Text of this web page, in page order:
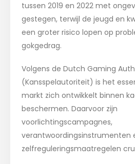
tussen 2019 en 2022 met
gestegen, terwijl de jeugd en
een groter risico lopen op
gokgedrag.
Volgens de Dutch Gaming
(Kansspelautoriteit) is het
markt zich ontwikkelt binnen
beschermen. Daarvoor zijn
voorlichtingscampagnes,
verantwoordingsinstrumenten
zelfreguleringsmaatregelen